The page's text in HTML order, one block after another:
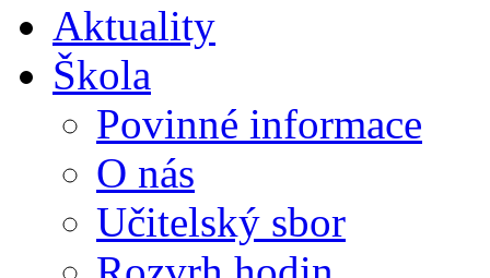
Aktuality
Škola
Povinné informace
O nás
Učitelský sbor